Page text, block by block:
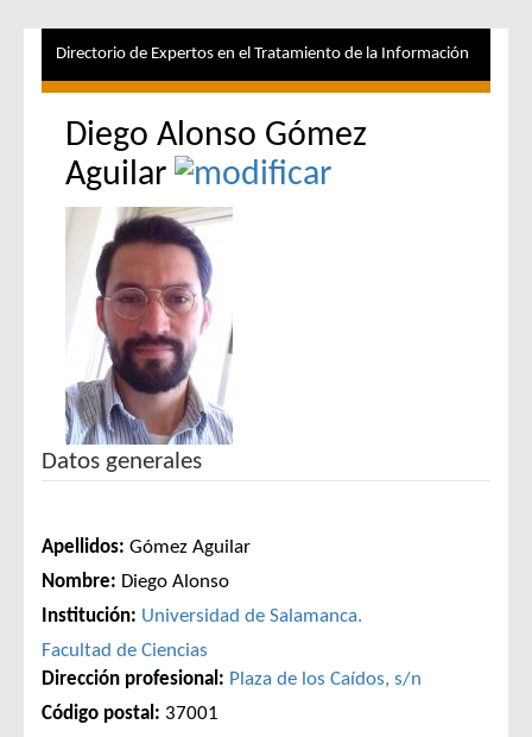
Directorio de Expertos en el Tratamiento de la Información
Diego Alonso Gómez
Aguilar
Datos generales
Apellidos: Gómez Aguilar
Nombre: Diego Alonso
Institución: Universidad de Salamanca.
Facultad de Ciencias
Dirección profesional: Plaza de los Caídos, s/n
Código postal: 37001